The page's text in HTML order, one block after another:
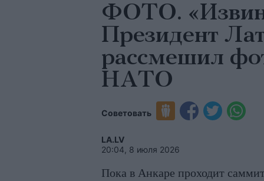
ФОТО.
Президент
рассмешил
НАТО
Советовать
LA.LV
20:04, 8 июля 2026
Пока в Анкаре проходит